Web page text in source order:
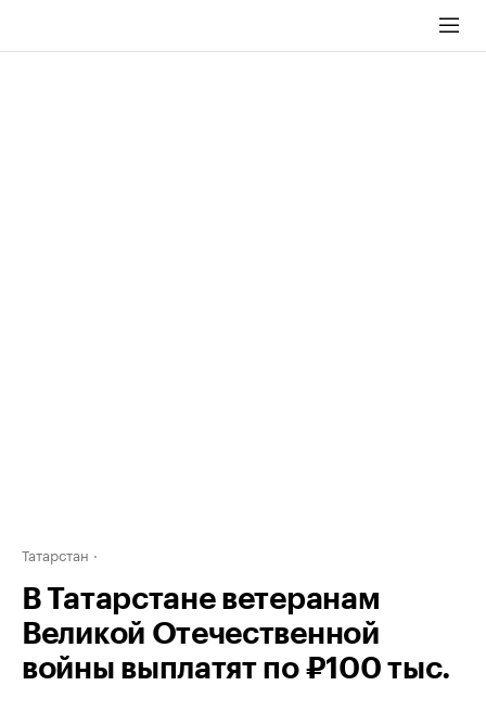
Татарстан
В Татарстане ветеранам
Великой Отечественной
войны выплатят по ₽100 тыс.